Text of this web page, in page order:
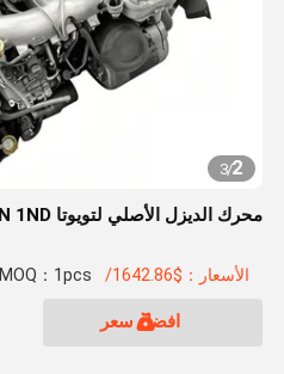
2
/
3
محرك الديزل الأصلي لتويوتا 1HD 1HZ 1KD 1KZ 1N 1ND
الأسعار：$1642.86/pcs MOQ：1pcs
افضل سعر